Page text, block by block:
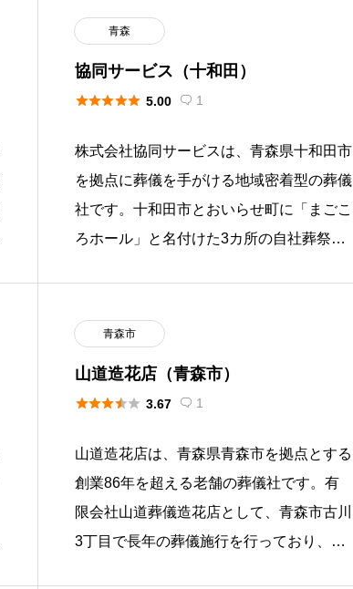
青森
協同サービス（十和田）
 5.00  1
株式会社協同サービスは、青森県十和田市
を拠点に葬儀を手がける地域密着型の葬儀
社です。十和田市とおいらせ町に「まごこ
ろホール」と名付けた3カ所の自社葬祭会
青森市
山道造花店（青森市）
 3.67  1
山道造花店は、青森県青森市を拠点とする
創業86年を超える老舗の葬儀社です。有
限会社山道葬儀造花店として、青森市古川
3丁目で長年の葬儀施行を行っており、自